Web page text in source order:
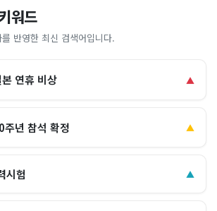
워드
반영한 최신 검색어입니다.
연휴 비상 ▲
주년 참석 확정 ▲
시험 ▲